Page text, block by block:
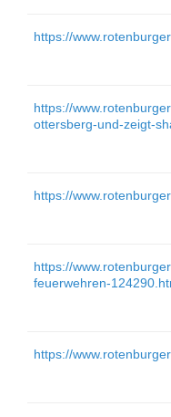
https://
https://
ottersberg-und-zeigt-
https://
https://
feuerwehren-
https://